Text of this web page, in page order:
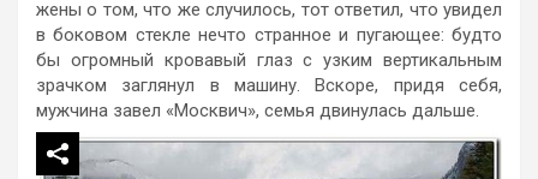
жены о том, что же случилось, тот ответил, что увидел
в боковом стекле нечто странное и пугающее: будто
бы огромный кровавый глаз с узким вертикальным
зрачком заглянул в машину. Вскоре, придя себя,
мужчина завел «Москвич», семья двинулась дальше.